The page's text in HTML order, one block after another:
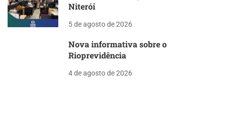
Niterói
5 de agosto de 2026
Nova informativa sobre o
Rioprevidência
4 de agosto de 2026